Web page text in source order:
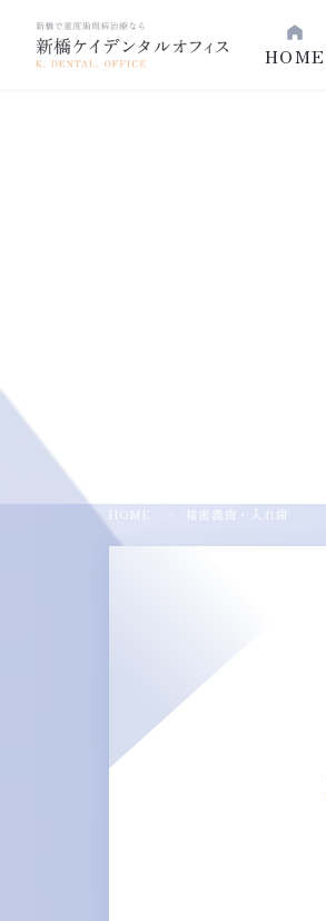
HOME
HOME 精密義歯・入れ歯